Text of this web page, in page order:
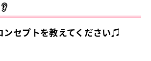
ンセプトを教えてください♫